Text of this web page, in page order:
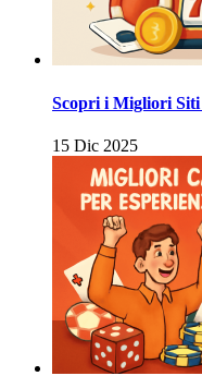
Scopri i Migliori Siti
15 Dic 2025